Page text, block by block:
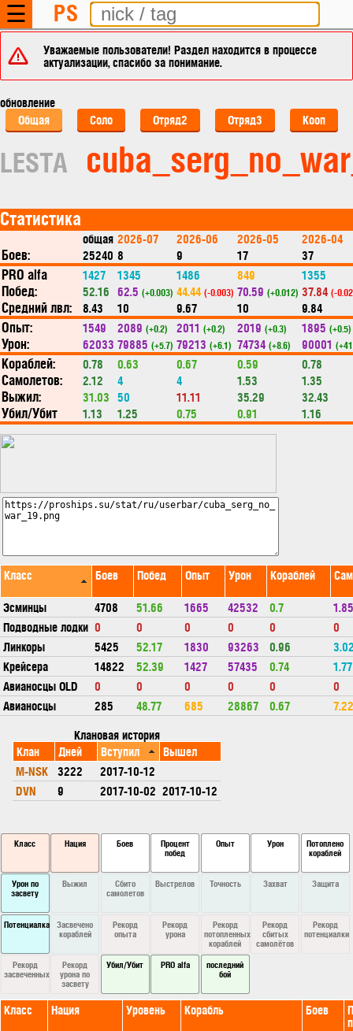
☰ PS
Уважаемые пользователи! Раздел находится в процессе
актуализации, спасибо за понимание.
обновление
Общая
Соло Отряд2 Отряд3 Кооп
LESTA
Статистика
общая 2026-07 2026-06 2026-05 2026-04
Боев: 25240 8 9 17 37
PRO alfa 1427 1345 1486 849 1355
Побед: 52.16 62.5 (+0.003) 44.44 (-0.003) 70.59 (+0.012) 37.84 (-
Средний лвл: 8.43 10 9.67 10 9.84
Опыт: 1549 2089 (+0.2) 2011 (+0.2) 2019 (+0.3) 1895 (+0.5)
Урон: 62033 79885 (+5.7) 79213 (+6.1) 74734 (+8.6) 90001
Кораблей: 0.78 0.63 0.67 0.59 0.78
Самолетов: 2.12 4 4 1.53 1.35
Выжил: 31.03 50 11.11 35.29 32.43
Убил/Убит 1.13 1.25 0.75 0.91 1.16
Класс Боев Побед Опыт Урон Кораблей
Эсминцы
4708 51.66 1665 42532 0.7
1.85
Подводные лодки 0 0 0 0 0
0
Линкоры
5425 52.17 1830 93263 0.96
Крейсера
14822 52.39 1427 57435 0.74
1.77
Авианосцы OLD
0 0 0 0 0
0
Авианосцы
285 48.77 685 28867 0.67
7.22
Клановая история
Клан
Дней Вступил
Вышел
M-NSK 3222
2017-10-12
DVN
9 2017-10-02 2017-10-12
Класс Нация Боев
Процент
побед
Опыт Урон
Потоплено
кораблей
Урон по
засвету
Выжил
Сбито
самолетов
Выстрелов Точность Захват Защита
Потенциалка
Засвечено
кораблей
Рекорд
опыта
Рекорд
урона
Рекорд
потопленных
кораблей
Рекорд
сбитых
самолётов
Рекорд
потенциалки
Рекорд
засвеченных
Рекорд
урона по
засвету
Убил/Убит PRO alfa
последний
бой
Класс Нация Уровень Корабль Боев